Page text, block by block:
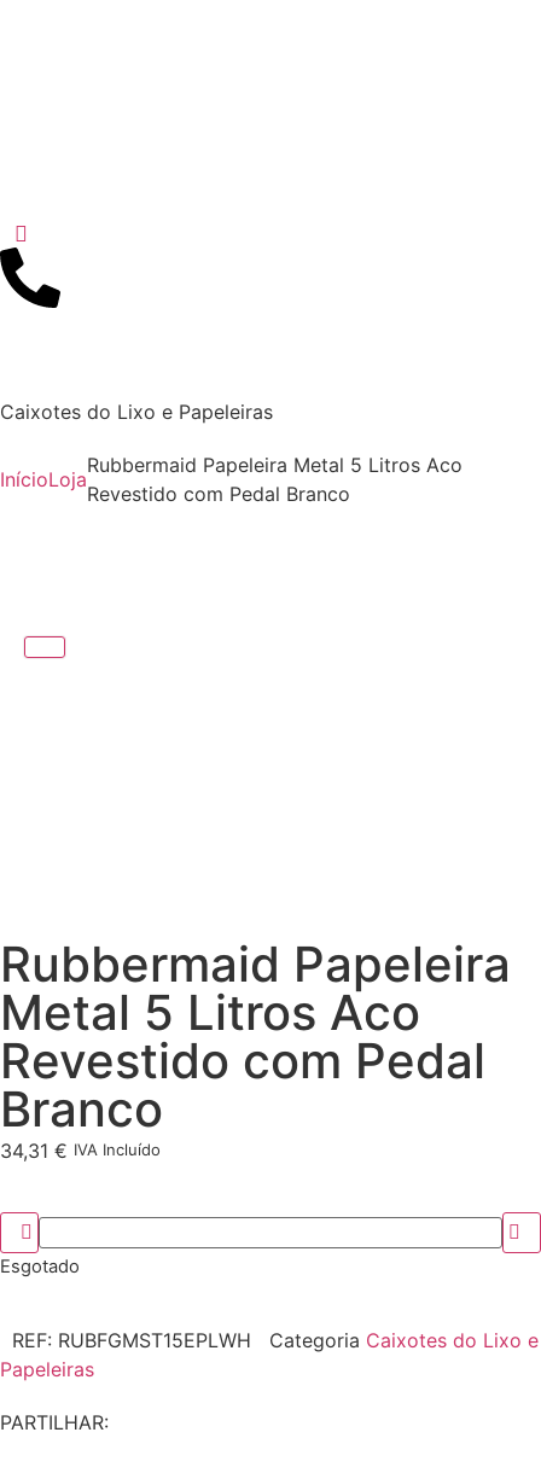
Caixotes do Lixo e Papeleiras
InícioLoja
Rubbermaid Papeleira Metal 5 Litros Aco
Revestido com Pedal Branco
Rubbermaid Papeleira
Metal 5 Litros Aco
Revestido com Pedal
Branco
34,31 € IVA Incluído
Esgotado
REF: RUBFGMST15EPLWH Categoria Caixotes do Lixo e
Papeleiras
PARTILHAR: